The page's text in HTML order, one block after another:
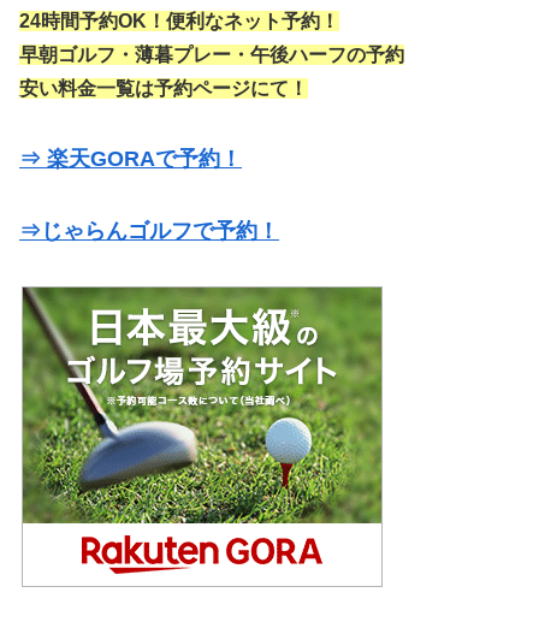
24時間予約OK！便利なネット予約！
早朝ゴルフ・薄暮プレー・午後ハーフの予約
安い料金一覧は予約ページにて！
⇒ 楽天GORAで予約！
⇒じゃらんゴルフで予約！